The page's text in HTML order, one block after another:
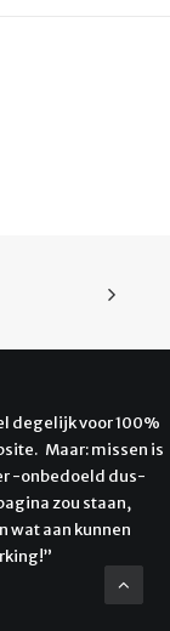
degelijk voor 100%
Maar: missen is
-onbedoeld dus-
zou staan,
wat aan kunnen